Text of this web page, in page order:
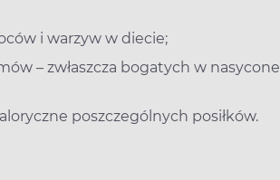
i warzyw w diecie;
– zwłaszcza bogatych w nasycone
poszczególnych posiłków.